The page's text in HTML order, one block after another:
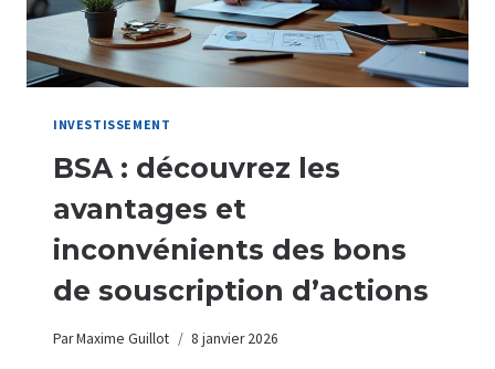
INVESTISSEMENT
BSA : découvrez les
avantages et
inconvénients des bons
de souscription d’actions
ParMaxime Guillot 8 janvier 2026